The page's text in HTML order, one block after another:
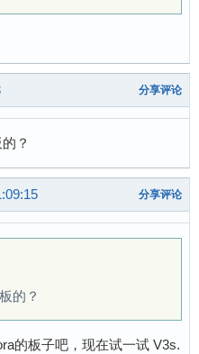
分享评论
？
分享评论
的？
的板子吧，现在试一试 V3s.